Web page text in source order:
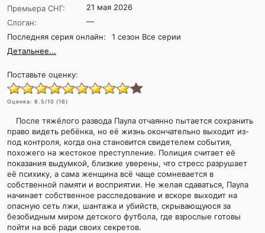
Премьера СНГ:
21 мая 2026
Слоган:
—
Последняя серия онлайн:
1 сезон Все серии
Детальнее...
Поставьте оценку:
Оценка: 8.5/10 (16)
После тяжёлого развода Паула отчаянно пытается сохранить
право видеть ребёнка, но её жизнь окончательно выходит из-
под контроля, когда она становится свидетелем события,
похожего на жестокое преступление. Полиция считает её
показания выдумкой, близкие уверены, что стресс разрушает
её психику, а сама женщина всё чаще сомневается в
собственной памяти и восприятии. Не желая сдаваться, Паула
начинает собственное расследование и вскоре выходит на
опасную сеть лжи, шантажа и убийств, скрывающуюся за
безобидным миром детского футбола, где взрослые готовы
пойти на всё ради своих секретов.